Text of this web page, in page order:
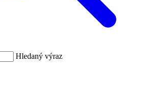
Hledaný výraz